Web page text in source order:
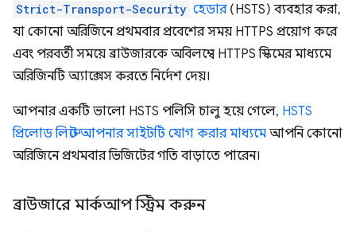
Strict-Transport-Security হেডার(HSTS) ব্যবহার করা,
যা কোনো অরিজিনে প্রথমবার প্রবেশের সময় HTTPS প্রয়োগ করে
এবং পরবর্তী সময়ে ব্রাউজারকে অবিলম্বে HTTPS স্কিমের মাধ্যমে
অরিজিনটি অ্যাক্সেস করতে নির্দেশ দেয়।
আপনার একটি ভালো HSTS পলিসি চালু হয়ে গেলে, HSTS
প্রিলোড লিস্টে আপনার সাইটটি যোগ করার মাধ্যমে আপনি কোনো
অরিজিনে প্রথমবার ভিজিটের গতি বাড়াতে পারেন।
ব্রাউজারে মার্কআপ স্ট্রিম করুন